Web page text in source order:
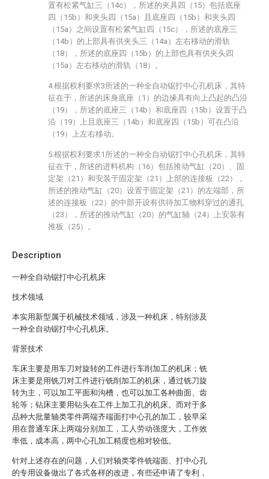
Description
一种全自动锯打中心孔机床
技术领域
本实用新型属于机械技术领域，涉及一种机床，特别涉及
一种全自动锯打中心孔机床。
背景技术
车床主要是用车刀对旋转的工件进行车削加工的机床；铣
床主要是用铣刀对工件进行铣削加工的机床，通过铣刀旋
转为主，可以加工平面和沟槽，也可以加工各种曲面、齿
轮等；钻床主要用钻头在工件上加工孔的机床。而对于多
品种大批量轴类零件两端齐端面打中心孔的加工，较早采
用在普通车床上两端分别加工，工人劳动强度大，工作效
率低，成本高，两中心孔加工精度也相对较低。
针对上述存在的问题，人们对轴类零件铣端面、打中心孔
的专用设备做出了各式各样的改进，有些还申请了专利，
置有松紧气缸三（14c），所述的夹具四（15）包括底座
四（15b）和夹头四（15a）且底座四（15b）和夹头四
（15a）之间设置有松紧气缸四（15c），所述的底座三
（14b）的上部具有供夹头三（14a）左右移动的滑轨
（18），所述的底座四（15b）的上部也具有供夹头四
（15a）左右移动的滑轨（18）。
4.根据权利要求3所述的一种全自动锯打中心孔机床，其特
征在于，所述的床身底座（1）的边缘具有向上凸起的凸沿
（19），所述的底座三（14b）和底座四（15b）设置于凸
沿（19）上且底座三（14b）和底座四（15b）可在凸沿
（19）上左右移动。
5.根据权利要求1所述的一种全自动锯打中心孔机床，其特
征在于，所述的进料机构（16）包括推动气缸（20）、固
定架（21）和安装于固定架（21）上部的连接板（22），
所述的推动气缸（20）设置于固定架（21）的左端部，所
述的连接板（22）的中部开设有供待加工物料穿过的通孔
（23），所述的推动气缸（20）的气缸轴（24）上安装有
推板（25）。